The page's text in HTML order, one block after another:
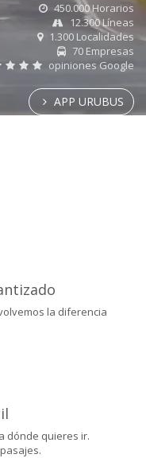
450.000 Horarios
12.300 Líneas
1.300 Localidades
70 Empresas
opiniones Google
APP URUBUS
la diferencia
dónde quieres ir.